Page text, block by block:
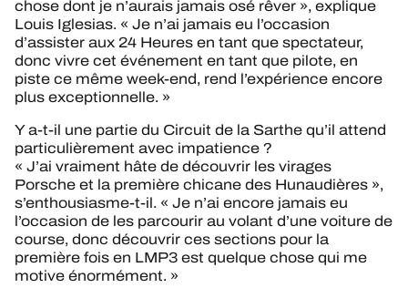
chose dont je n’aurais jamais osé rêver », explique
Louis Iglesias. « Je n’ai jamais eu l’occasion
d’assister aux 24 Heures en tant que spectateur,
donc vivre cet événement en tant que pilote, en
piste ce même week-end, rend l’expérience encore
plus exceptionnelle. »
Y a-t-il une partie du Circuit de la Sarthe qu’il attend
particulièrement avec impatience ?
« J’ai vraiment hâte de découvrir les virages
Porsche et la première chicane des Hunaudières »,
s’enthousiasme-t-il. « Je n’ai encore jamais eu
l’occasion de les parcourir au volant d’une voiture de
course, donc découvrir ces sections pour la
première fois en LMP3 est quelque chose qui me
motive énormément. »